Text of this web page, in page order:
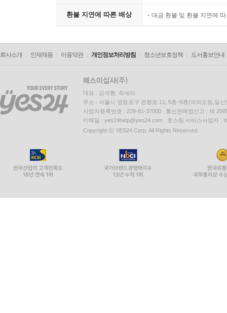
환불 지연에 따른 배상 대금 환불 및 환불 지연에
회사소개 인재채용 이용약관 개인정보처리방침 청소년보호정책 도서홍보안내
대표 : 김석환, 최세라
주소 : 서울시 영등포구 은행로 11, 5층~6층(여의도동,일신
사업자등록번호 : 229-81-37000 통신판매업신고 : 제
이메일 : yes24help@yes24.com 호스팅 서비스사업자 :
Copyright ⓒ YES24 Corp. All Rights Reserved.